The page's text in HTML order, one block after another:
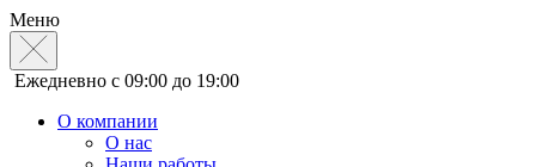
Меню
Ежедневно с 09:00 до 19:00
О компании
О нас